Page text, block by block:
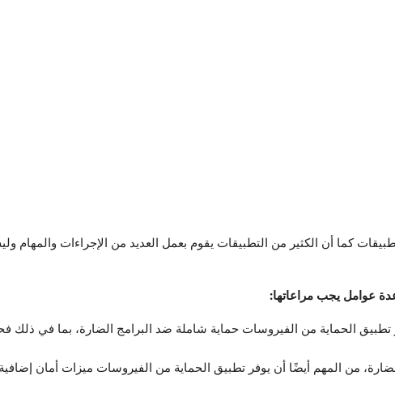
كما أن الكثير من التطبيقات يقوم بعمل العديد من الإجراءات
تطبيق الحماية من الفيروسات حماية شاملة ضد البرامج الضارة، بما في ذلك
من المهم أيضًا أن يوفر تطبيق الحماية من الفيروسات ميزات أمان